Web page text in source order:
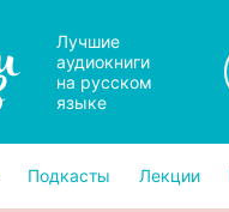
Лучшие
аудиокниги
на русском
языке
Подкасты Лекции